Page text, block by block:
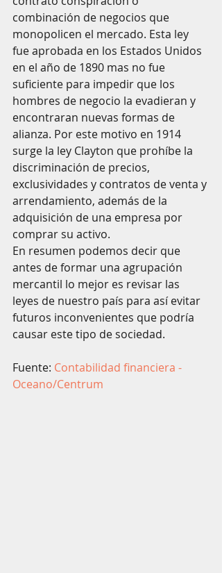
combinación de negocios que
monopolicen el mercado. Esta ley
fue aprobada en los Estados Unidos
en el año de 1890 mas no fue
suficiente para impedir que los
hombres de negocio la evadieran y
encontraran nuevas formas de
alianza. Por este motivo en 1914
surge la ley Clayton que prohíbe la
discriminación de precios,
exclusividades y contratos de venta y
arrendamiento, además de la
adquisición de una empresa por
comprar su activo.
En resumen podemos decir que
antes de formar una agrupación
mercantil lo mejor es revisar las
leyes de nuestro país para así evitar
futuros inconvenientes que podría
causar este tipo de sociedad.
Fuente: Contabilidad financiera -
Oceano/Centrum